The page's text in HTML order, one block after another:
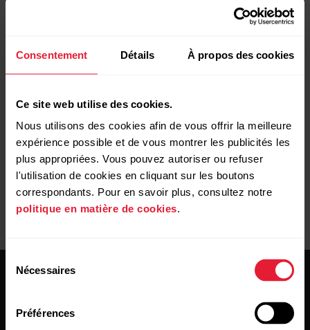
Consentement Détails À propos des cookies
Ce site web utilise des cookies.
Nous utilisons des cookies afin de vous offrir la meilleure
expérience possible et de vous montrer les publicités les
plus appropriées. Vous pouvez autoriser ou refuser
l'utilisation de cookies en cliquant sur les boutons
correspondants. Pour en savoir plus, consultez notre
politique en matière de cookies.
Nécessaires
Préférences
Vantage V2
Informations à l’écran sur Street X